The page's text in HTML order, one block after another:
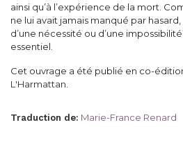
ainsi qu’à l’expérience de la mort.
ne lui avait jamais manqué par
d’une nécessité ou d’une
essentiel.
Cet ouvrage a été publié en co-
L'Harmattan
Traduction de: Marie-France Renard